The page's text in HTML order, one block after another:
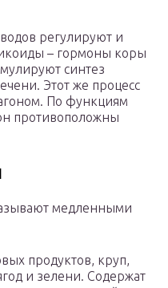
регулируют и
– гормоны коры
синтез
Этот же процесс
По функциям
противоположны
медленными
продуктов, круп,
и зелени. Содержат